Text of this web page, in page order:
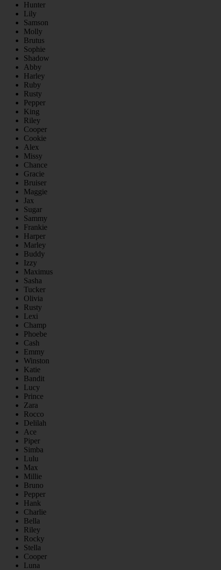
Hunter
Lily
Samson
Molly
Brutus
Sophie
Shadow
Abby
Harley
Ruby
Rusty
Pepper
King
Riley
Cooper
Cookie
Alex
Missy
Chance
Gracie
Bruiser
Maggie
Jax
Sugar
Sammy
Frankie
Harper
Marley
Buddy
Izzy
Maximus
Sasha
Tucker
Olivia
Rusty
Lexi
Champ
Phoebe
Cash
Emmy
Winston
Katie
Bandit
Lucy
Prince
Zara
Rocco
Delilah
Ace
Piper
Simba
Lulu
Max
Millie
Bruno
Pepper
Hank
Charlie
Bella
Riley
Rocky
Stella
Cooper
Luna